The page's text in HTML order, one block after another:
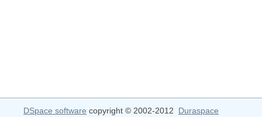
DSpace software copyright © 2002-2012 Duraspace